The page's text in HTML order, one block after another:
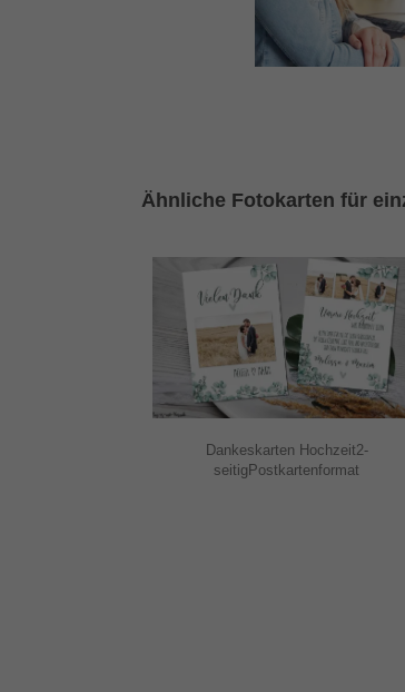
Ähnliche Fotokarten für
Dankeskarten Hochzeit2-
seitigPostkartenformat